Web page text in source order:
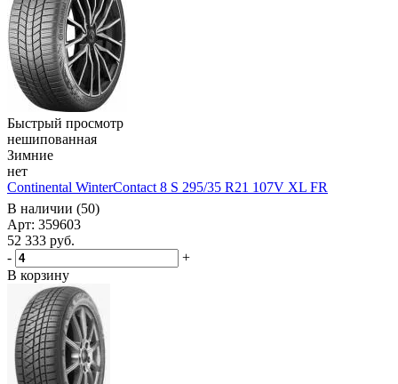
Быстрый просмотр
нешипованная
Зимние
нет
Continental WinterContact 8 S 295/35 R21 107V XL FR
В наличии (50)
Арт: 359603
52 333 руб.
-
+
В корзину